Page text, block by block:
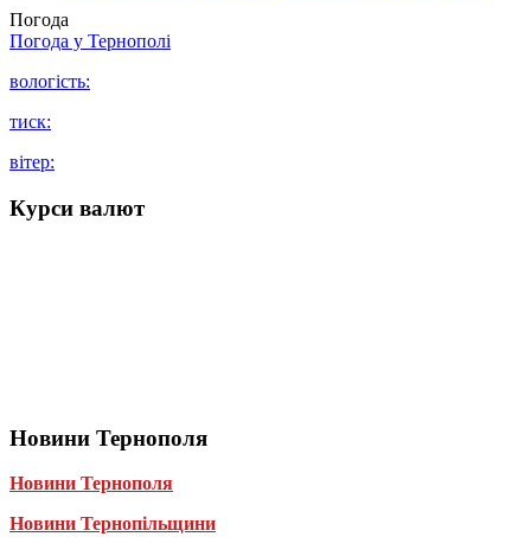
Погода
Погода у Тернополі
вологість:
тиск:
вітер:
Курси валют
Новини Тернополя
Новини Тернополя
Новини Тернопільщини